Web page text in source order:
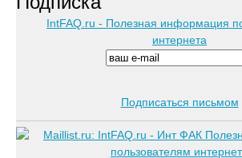
IntFAQ.ru - Полезная информация
интернета
Подписаться письмом